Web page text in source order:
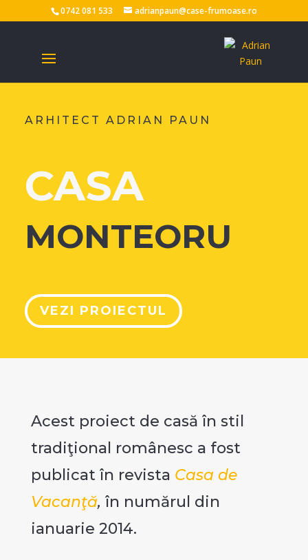
0742 081 533 adrianpaun@case-frumoase.ro
ARHITECT ADRIAN PAUN
CASA
MONTEORU
VEZI PROIECTUL
Acest proiect de casă în stil
tradiţional românesc a fost
publicat în revista Casa de
Vacanţă, în numărul din
ianuarie 2014.